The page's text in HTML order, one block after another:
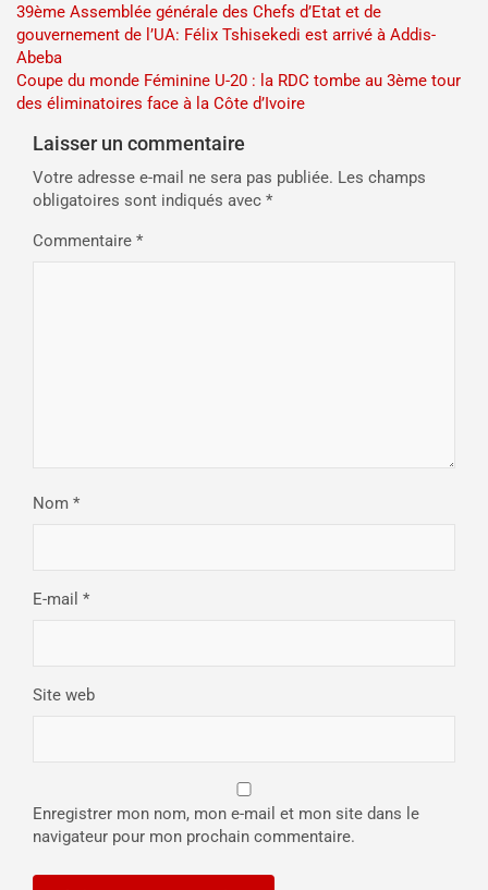
Navigation
de
l’article
39ème Assemblée générale des Chefs d’Etat et de
gouvernement de l’UA: Félix Tshisekedi est arrivé à Addis-
Abeba
Coupe du monde Féminine U-20 : la RDC tombe au 3ème tour
des éliminatoires face à la Côte d’Ivoire
Laisser un commentaire
Votre adresse e-mail ne sera pas publiée. Les champs
obligatoires sont indiqués avec *
Commentaire *
Nom *
E-mail *
Site web
Enregistrer mon nom, mon e-mail et mon site dans le
navigateur pour mon prochain commentaire.